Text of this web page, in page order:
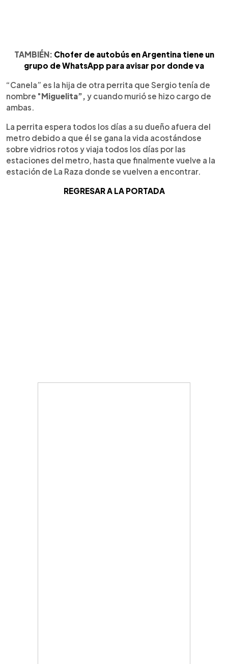
TAMBIÉN: Chofer de autobús en Argentina tiene un
grupo de WhatsApp para avisar por donde va
“Canela” es la hija de otra perrita que Sergio tenía de
nombre "Miguelita”, y cuando murió se hizo cargo de
ambas.
La perrita espera todos los días a su dueño afuera del
metro debido a que él se gana la vida acostándose
sobre vidrios rotos y viaja todos los días por las
estaciones del metro, hasta que finalmente vuelve a la
estación de La Raza donde se vuelven a encontrar.
REGRESAR A LA PORTADA